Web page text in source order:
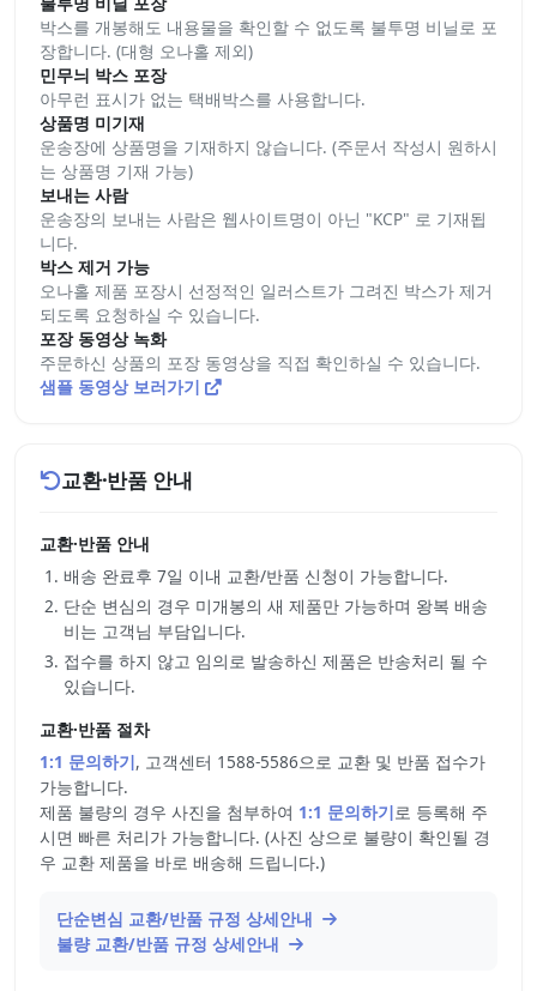
박스를 개봉해도 내용물을 확인할 수 없도록 불투명 비닐로 포
장합니다. (대형 오나홀 제외)
민무늬 박스 포장
아무런 표시가 없는 택배박스를 사용합니다.
상품명 미기재
운송장에 상품명을 기재하지 않습니다. (주문서 작성시 원하시
는 상품명 기재 가능)
보내는 사람
운송장의 보내는 사람은 웹사이트명이 아닌 "KCP" 로 기재됩
니다.
박스 제거 가능
오나홀 제품 포장시 선정적인 일러스트가 그려진 박스가 제거
되도록 요청하실 수 있습니다.
포장 동영상 녹화
주문하신 상품의 포장 동영상을 직접 확인하실 수 있습니다.
샘플 동영상 보러가기
교환·반품 안내
교환·반품 안내
배송 완료후 7일 이내 교환/반품 신청이 가능합니다.
단순 변심의 경우 미개봉의 새 제품만 가능하며 왕복 배송
비는 고객님 부담입니다.
접수를 하지 않고 임의로 발송하신 제품은 반송처리 될 수
있습니다.
교환·반품 절차
1:1 문의하기, 고객센터 1588-5586으로 교환 및 반품 접수가
가능합니다.
제품 불량의 경우 사진을 첨부하여 1:1 문의하기로 등록해 주
시면 빠른 처리가 가능합니다. (사진 상으로 불량이 확인될 경
우 교환 제품을 바로 배송해 드립니다.)
단순변심 교환/반품 규정 상세안내
불량 교환/반품 규정 상세안내